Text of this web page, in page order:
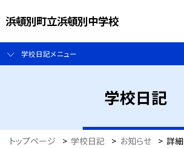
浜頓別町立浜頓別中学校
学校日記メニュー
学校日記
トップページ > 学校日記 > お知らせ > 詳細